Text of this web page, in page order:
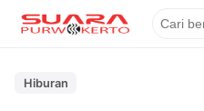
Hiburan